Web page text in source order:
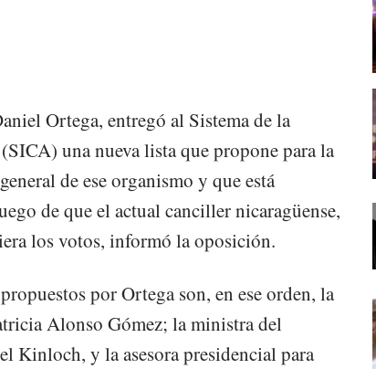
Ortega, entregó al Sistema de la
una nueva lista que propone para la
de ese organismo y que está
de que el actual canciller nicaragüense,
los votos, informó la oposición.
por Ortega son, en ese orden, la
Alonso Gómez; la ministra del
Kinloch, y la asesora presidencial para